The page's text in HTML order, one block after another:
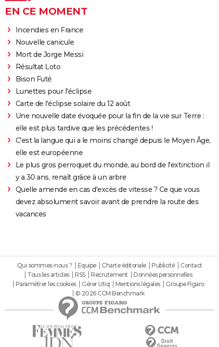
EN CE MOMENT
Incendies en France
Nouvelle canicule
Mort de Jorge Messi
Résultat Loto
Bison Futé
Lunettes pour l'éclipse
Carte de l'éclipse solaire du 12 août
Une nouvelle date évoquée pour la fin de la vie sur Terre :
elle est plus tardive que les précédentes !
C'est la langue qui a le moins changé depuis le Moyen Âge,
elle est européenne
Le plus gros perroquet du monde, au bord de l'extinction il
y a 30 ans, renaît grâce à un arbre
Quelle amende en cas d'excès de vitesse ? Ce que vous
devez absolument savoir avant de prendre la route des
vacances
Qui sommes-nous ? Equipe Charte éditoriale Publicité
Contact
Tous les articles
RSS Recrutement
Données personnelles
Paramétrer les cookies
Gérer Utiq Mentions légales
Groupe Figaro
© 2026 CCM Benchmark